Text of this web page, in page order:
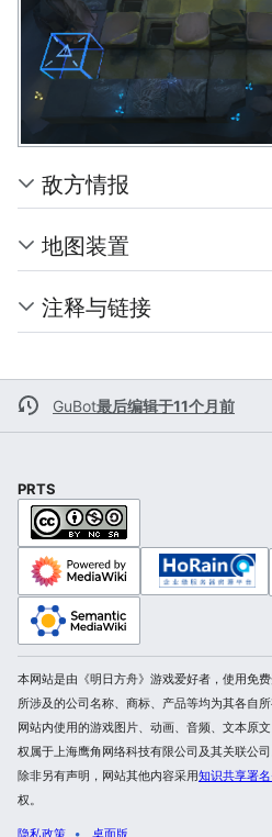
敌方情报
地图装置
注释与链接
GuBot最后编辑于11个月前
PRTS
本网站是由《明日方舟》游戏爱好者，使用免
所涉及的公司名称、商标、产品等均为其各自所
网站内使用的游戏图片、动画、音频、文本原
权属于上海鹰角网络科技有限公司及其关联公司
除非另有声明，网站其他内容采用知识共享署
权。
隐私政策 桌面版